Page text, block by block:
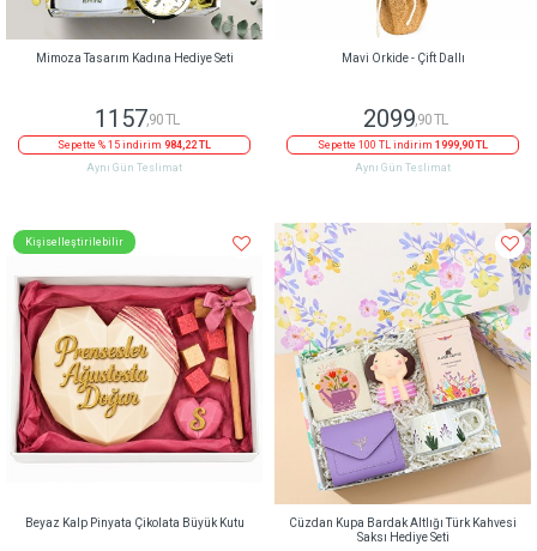
Mimoza Tasarım Kadına Hediye Seti
1157,90 TL
Sepette % 15 indirim 984,22 TL
Aynı Gün Teslimat
Mavi Orkide - Çift Dallı
2099,90 TL
Sepette 100 TL indirim 1999,90 TL
Aynı Gün Teslimat
Kişiselleştirilebilir
Beyaz Kalp Pinyata Çikolata Büyük Kutu
Cüzdan Kupa Bardak Altlığı Türk Kahvesi
Saksı Hediye Seti